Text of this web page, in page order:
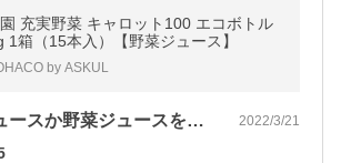
充実野菜 キャロット100 エコボトル
1箱（15本入）【野菜ジュース】
by ASKUL
毎朝トマトジュースか野菜ジュースを飲ん… 2022/3/21